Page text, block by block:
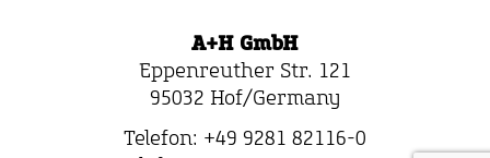
A+H GmbH
Eppenreuther Str. 121
95032 Hof/Germany
Telefon: +49 9281 82116-0